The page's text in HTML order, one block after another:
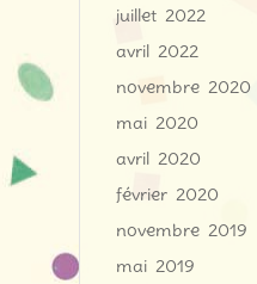
juillet 2022
avril 2022
novembre 2020
mai 2020
avril 2020
février 2020
novembre 2019
mai 2019